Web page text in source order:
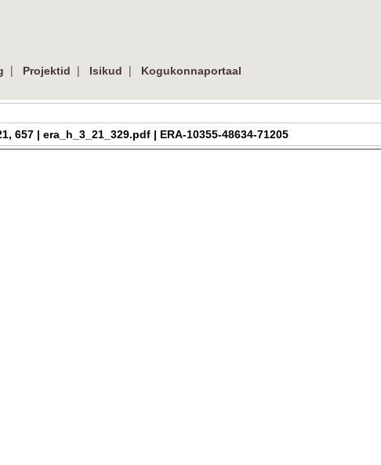
| Projektid | Isikud |
Kogukonnaportaal
657 | era_h_3_21_329.pdf | ERA-10355-48634-71205